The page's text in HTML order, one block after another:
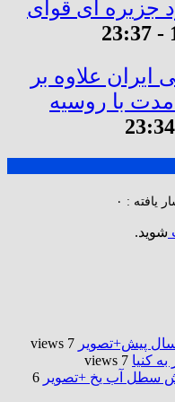
جزیره ای قوای
علاوه بر
مدت با روسیه
یافته : ۰
شوید.
7 views
کنیا 7 views
سطل آب یخ +تصویر 6